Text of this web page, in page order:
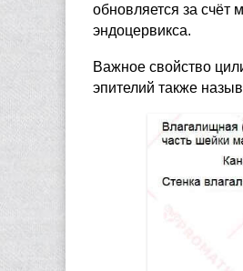
обновляется за счёт
эндоцервикса.
Важное свойство
эпителий также